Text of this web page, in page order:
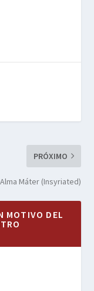
PRÓXIMO
Máter (Insyriated)
MOTIVO DEL